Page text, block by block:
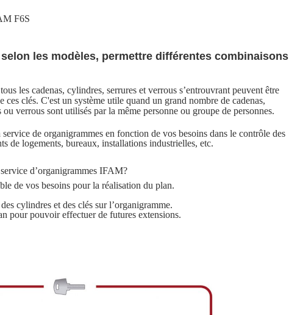
F6S
les modèles, permettre différentes combinaisons
les cadenas, cylindres, serrures et verrous s’entrouvrant peuvent être
ces clés. C'est un système utile quand un grand nombre de cadenas,
ou verrous sont utilisés par la même personne ou groupe de personnes.
de organigrammes en fonction de vos besoins dans le contrôle des
de logements, bureaux, installations industrielles, etc.
d’organigrammes IFAM?
de vos besoins pour la réalisation du plan.
cylindres et des clés sur l’organigramme.
pour pouvoir effectuer de futures extensions.